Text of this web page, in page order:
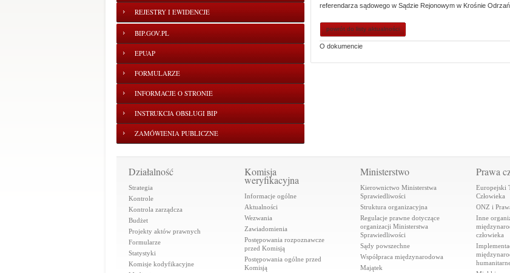
REJESTRY I EWIDENCJE
BIP.GOV.PL
EPUAP
FORMULARZE
INFORMACJE O STRONIE
INSTRUKCJA OBSŁUGI BIP
ZAMÓWIENIA PUBLICZNE
referendarza sądowego w Sądzie Rejonowym w Krośnie
powrót do listy aktualności
O dokumencie
Działalność
Strategia
Kontrole
Kontrola zarządcza
Budżet
Projekty aktów prawnych
Formularze
Statystyki
Komisje kodyfikacyjne
Komisja
weryfikacyjna
Informacje ogólne
Aktualności
Wezwania
Zawiadomienia
Postępowania rozpoznawcze
przed Komisją
Postępowania ogólne przed
Komisją
Ministerstwo
Kierownictwo Ministerstwa
Sprawiedliwości
Struktura organizacyjna
Regulacje prawne dotyczące
organizacji Ministerstwa
Sprawiedliwości
Sądy powszechne
Współpraca międzynarodowa
Majątek
Prawa
Europejski
Człowieka
ONZ i
Inne
człowieka